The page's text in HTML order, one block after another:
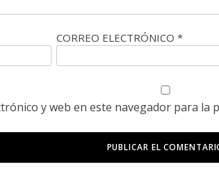
CORREO ELECTRÓNICO*
y web en este navegador para la